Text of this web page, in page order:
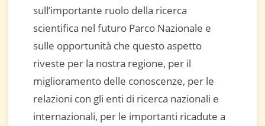
sull’importante ruolo della ricerca
scientifica nel futuro Parco Nazionale e
sulle opportunità che questo aspetto
riveste per la nostra regione, per il
miglioramento delle conoscenze, per le
relazioni con gli enti di ricerca nazionali e
internazionali, per le importanti ricadute a